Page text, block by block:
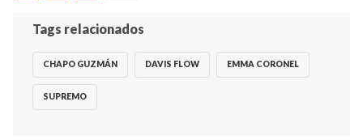
Tags relacionados
CHAPO GUZMÁN DAVIS FLOW EMMA CORONEL
SUPREMO